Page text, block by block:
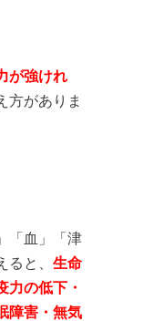
が強けれ
方がありま
「血」「津
と、 生命
力の低下・
障害・無気